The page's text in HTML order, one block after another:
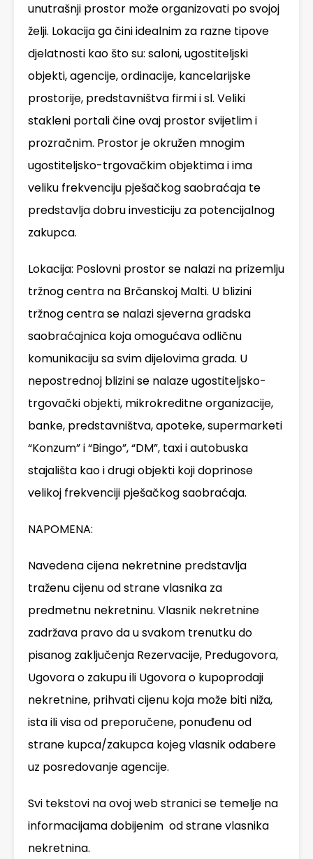
unutrašnji prostor može organizovati po svojoj
želji. Lokacija ga čini idealnim za razne tipove
djelatnosti kao što su: saloni, ugostiteljski
objekti, agencije, ordinacije, kancelarijske
prostorije, predstavništva firmi i sl. Veliki
stakleni portali čine ovaj prostor svijetlim i
prozračnim. Prostor je okružen mnogim
ugostiteljsko-trgovačkim objektima i ima
veliku frekvenciju pješačkog saobraćaja te
predstavlja dobru investiciju za potencijalnog
zakupca.
Lokacija: Poslovni prostor se nalazi na prizemlju
tržnog centra na Brčanskoj Malti. U blizini
tržnog centra se nalazi sjeverna gradska
saobraćajnica koja omogućava odličnu
komunikaciju sa svim dijelovima grada. U
nepostrednoj blizini se nalaze ugostiteljsko-
trgovački objekti, mikrokreditne organizacije,
banke, predstavništva, apoteke, supermarketi
“Konzum” i “Bingo”, “DM”, taxi i autobuska
stajališta kao i drugi objekti koji doprinose
velikoj frekvenciji pješačkog saobraćaja.
NAPOMENA:
Navedena cijena nekretnine predstavlja
traženu cijenu od strane vlasnika za
predmetnu nekretninu. Vlasnik nekretnine
zadržava pravo da u svakom trenutku do
pisanog zaključenja Rezervacije, Predugovora,
Ugovora o zakupu ili Ugovora o kupoprodaji
nekretnine, prihvati cijenu koja može biti niža,
ista ili visa od preporučene, ponuđenu od
strane kupca/zakupca kojeg vlasnik odabere
uz posredovanje agencije.
Svi tekstovi na ovoj web stranici se temelje na
informacijama dobijenim od strane vlasnika
nekretnina.